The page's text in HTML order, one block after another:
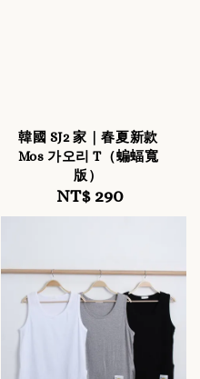
韓國 SJ2 家｜春夏新款
Mos 가오리 T（蝙蝠寬
版）
Regular
price
NT$ 290